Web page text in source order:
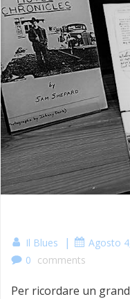
Il Blues | Agosto
0 comments
Per ricordare un